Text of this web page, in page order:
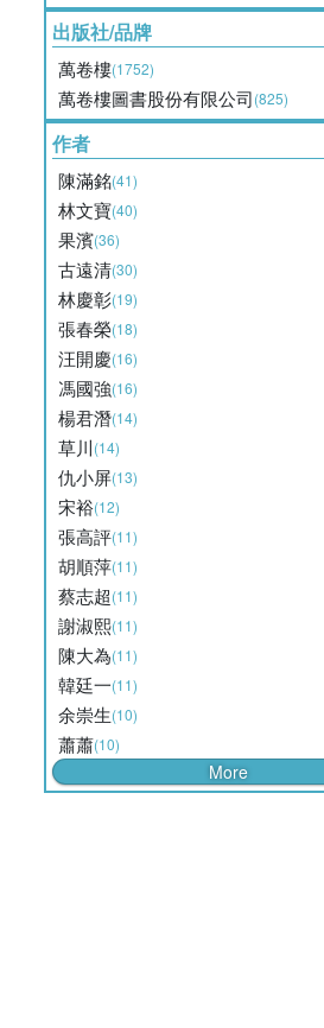
出版社/品牌
萬卷樓(1752)
萬卷樓圖書股份有限公司(825)
作者
陳滿銘(41)
林文寶(40)
果濱(36)
古遠清(30)
林慶彰(19)
張春榮(18)
汪開慶(16)
馮國強(16)
楊君潛(14)
草川(14)
仇小屏(13)
宋裕(12)
張高評(11)
胡順萍(11)
蔡志超(11)
謝淑熙(11)
陳大為(11)
韓廷一(11)
余崇生(10)
蕭蕭(10)
More